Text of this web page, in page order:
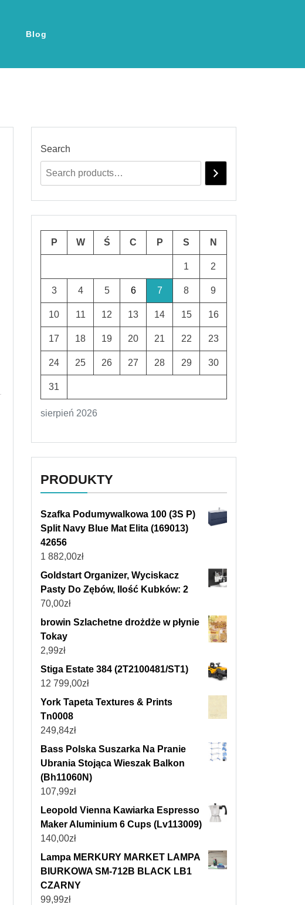
Blog
Search
sierpień 2026
P W Ś C P S N
1 2
3 4 5 6 7 8 9
10 11 12 13 14 15 16
17 18 19 20 21 22 23
24 25 26 27 28 29 30
31
PRODUKTY
Szafka Podumywalkowa 100 (3S P)
Split Navy Blue Mat Elita (169013)
42656
1 882,00zł
Goldstart Organizer, Wyciskacz
Pasty Do Zębów, Ilość Kubków: 2
70,00zł
browin Szlachetne drożdże w płynie
Tokay
2,99zł
Stiga Estate 384 (2T2100481/ST1)
12 799,00zł
York Tapeta Textures & Prints
Tn0008
249,84zł
Bass Polska Suszarka Na Pranie
Ubrania Stojąca Wieszak Balkon
(Bh11060N)
107,99zł
Leopold Vienna Kawiarka Espresso
Maker Aluminium 6 Cups (Lv113009)
140,00zł
Lampa MERKURY MARKET LAMPA
BIURKOWA SM-712B BLACK LB1
CZARNY
99,99zł